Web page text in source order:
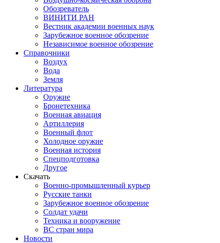
Обозреватель
ВИНИТИ РАН
Вестник академии военных наук
Зарубежное военное обозрение
Независимое военное обозрение
Справочники
Воздух
Вода
Земля
Литература
Оружие
Бронетехника
Военная авиация
Артиллерия
Военный флот
Холодное оружие
Военная история
Спецподготовка
Другое
Скачать
Военно-промышленный курьер
Русские танки
Зарубежное военное обозрение
Солдат удачи
Техника и вооружение
ВС стран мира
Новости